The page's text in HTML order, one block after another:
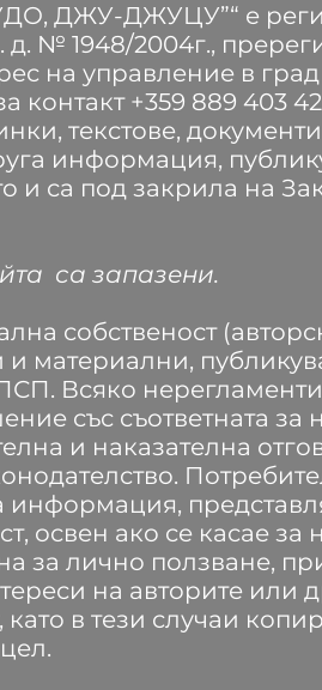
ДЖУ-ДЖУЦУ”“ е
д. № 1948/2004г.,
на управление в
контакт +359 889 403
текстове,
информация,
и са под закрила на
са запазени.
собственост
материални,
Всяко
със съответната
и наказателна
освен ако се касае
за лично ползване,
на авторите или
като в тези случаи